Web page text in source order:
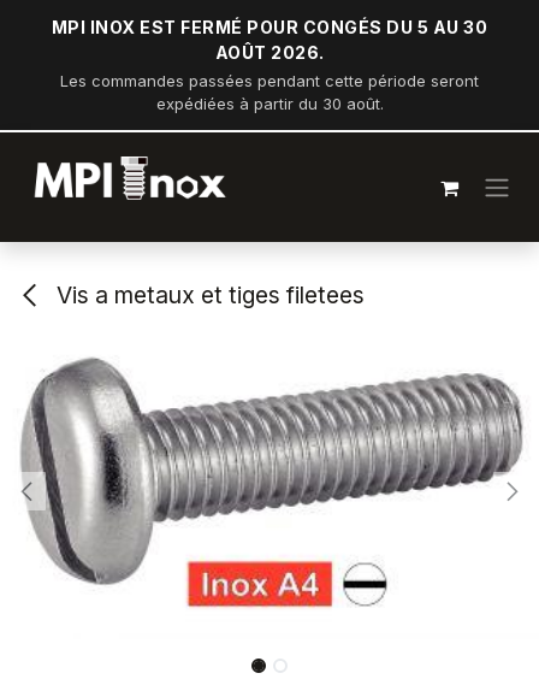
Se rendre au contenu
MPI INOX EST FERMÉ POUR CONGÉS DU 5 AU 30
AOÛT 2026.
Les commandes passées pendant cette période seront
expédiées à partir du 30 août.
Vis a metaux et tiges filetees